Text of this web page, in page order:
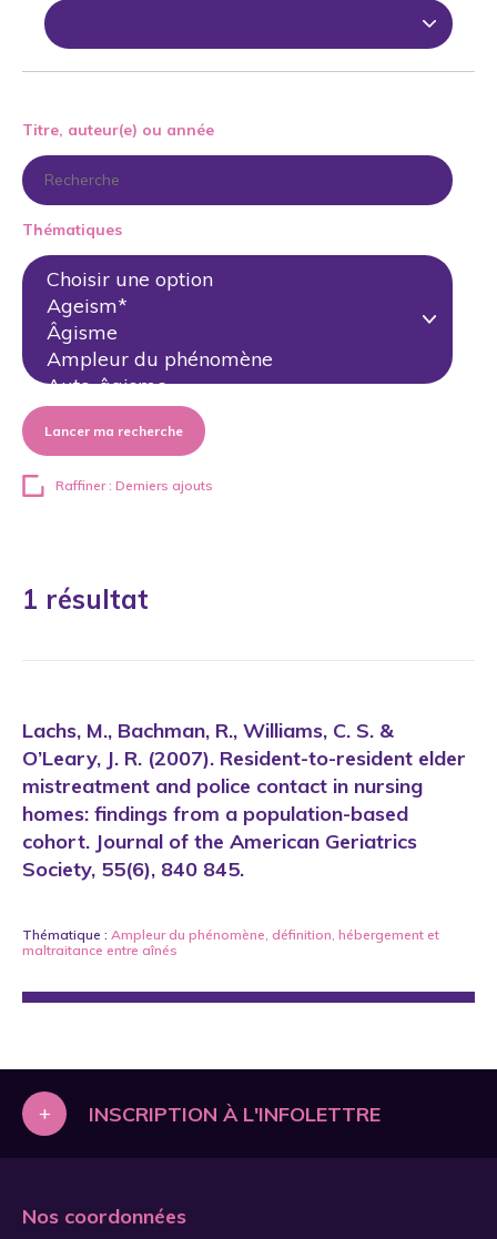
Titre, auteur(e) ou année
Thématiques
Lancer ma recherche
Raffiner : Derniers ajouts
1 résultat
Lachs, M., Bachman, R., Williams, C. S. &
O’Leary, J. R. (2007). Resident-to-resident elder
mistreatment and police contact in nursing
homes: findings from a population-based
cohort. Journal of the American Geriatrics
Society, 55(6), 840 845.
Thématique : Ampleur du phénomène, définition, hébergement et
maltraitance entre aînés
+ INSCRIPTION À L'INFOLETTRE
Nos coordonnées